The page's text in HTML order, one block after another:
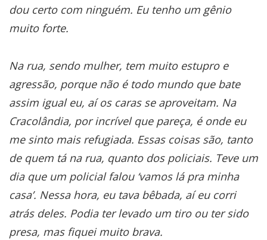
dou certo com ninguém. Eu tenho um gênio
muito forte.
Na rua, sendo mulher, tem muito estupro e
agressão, porque não é todo mundo que bate
assim igual eu, aí os caras se aproveitam. Na
Cracolândia, por incrível que pareça, é onde eu
me sinto mais refugiada. Essas coisas são, tanto
de quem tá na rua, quanto dos policiais. Teve um
dia que um policial falou ‘vamos lá pra minha
casa’. Nessa hora, eu tava bêbada, aí eu corri
atrás deles. Podia ter levado um tiro ou ter sido
presa, mas fiquei muito brava.